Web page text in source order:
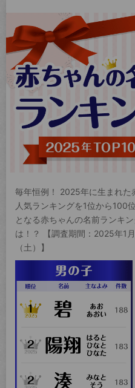
毎年恒例！ 2025年に生まれた
人気ランキングを1位から100
となる赤ちゃんの名前ランキ
は！？ 【調査期間：2025年1
（土）】